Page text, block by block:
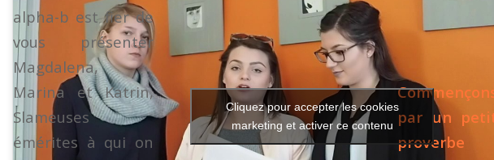
alpha-b est fier de
vous présenter
Magdalena,
Marina et Katrin,
Slameuses
émérites à qui on
par un
proverbe
Cliquez pour accepter les cookies
marketing et activer ce contenu